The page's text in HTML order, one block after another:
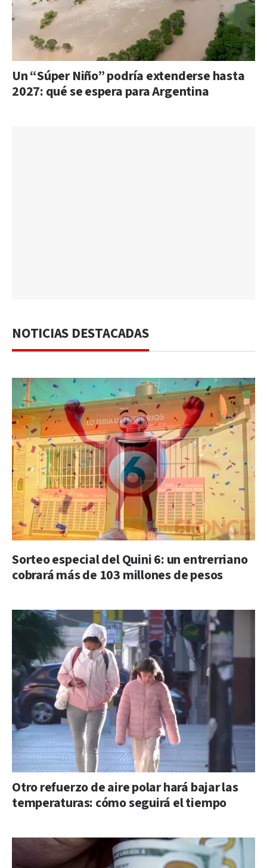
Un “Súper Niño” podría extenderse hasta
2027: qué se espera para Argentina
NOTICIAS DESTACADAS
Sorteo especial del Quini 6: un entrerriano
cobrará más de 103 millones de pesos
Otro refuerzo de aire polar hará bajar las
temperaturas: cómo seguirá el tiempo